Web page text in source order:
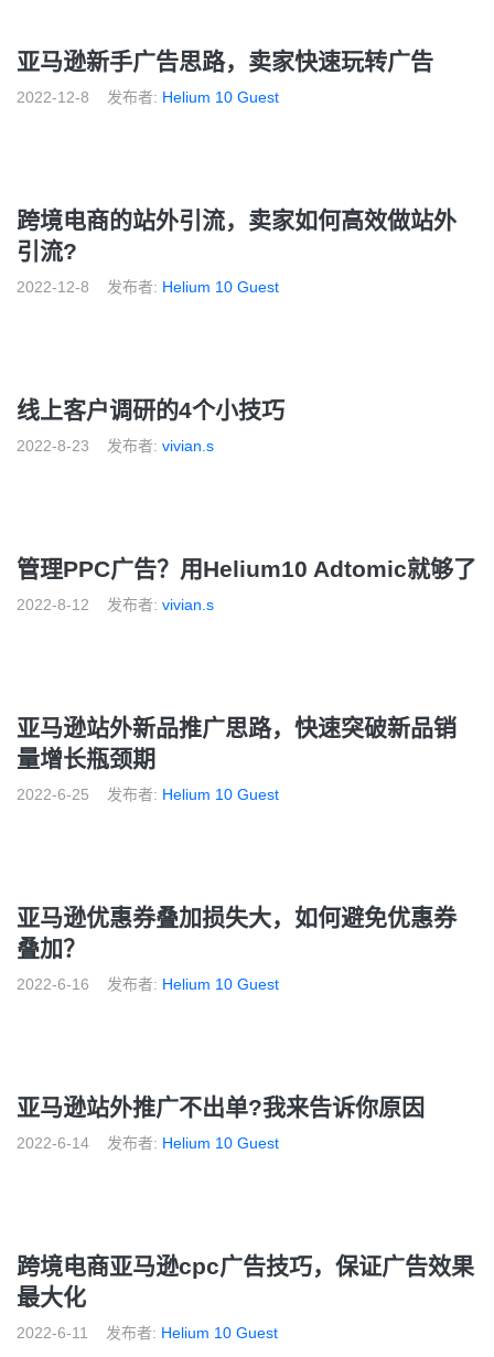
亚马逊新手广告思路，卖家快速玩转广告
2022-12-8 发布者: Helium 10 Guest
跨境电商的站外引流，卖家如何高效做站外
引流?
2022-12-8 发布者: Helium 10 Guest
线上客户调研的4个小技巧
2022-8-23 发布者: vivian.s
管理PPC广告？用Helium10 Adtomic就够了
2022-8-12 发布者: vivian.s
亚马逊站外新品推广思路，快速突破新品销
量增长瓶颈期
2022-6-25 发布者: Helium 10 Guest
亚马逊优惠券叠加损失大，如何避免优惠券
叠加？
2022-6-16 发布者: Helium 10 Guest
亚马逊站外推广不出单?我来告诉你原因
2022-6-14 发布者: Helium 10 Guest
跨境电商亚马逊cpc广告技巧，保证广告效果
最大化
2022-6-11 发布者: Helium 10 Guest